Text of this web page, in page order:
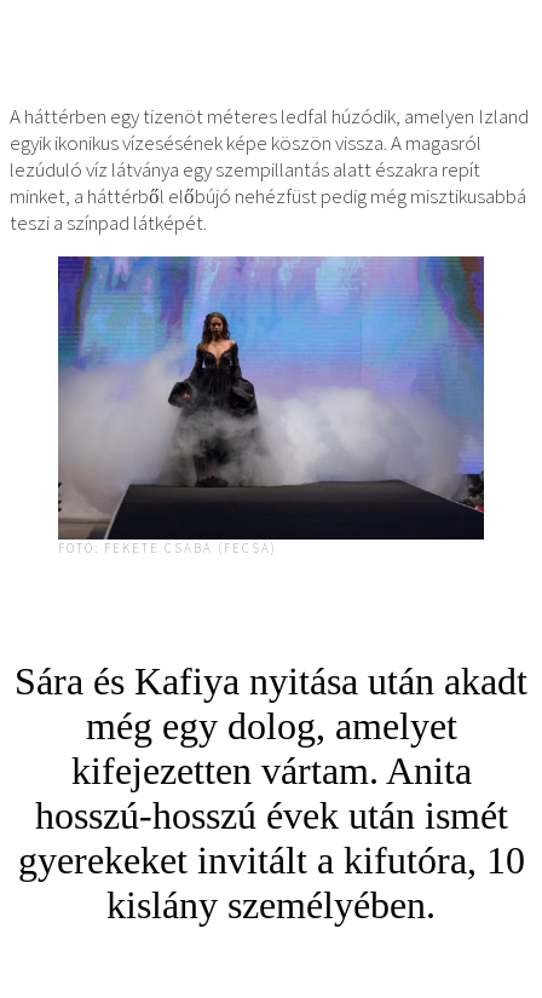
A háttérben egy tizenöt méteres ledfal húzódik, amelyen Izland
egyik ikonikus vízesésének képe köszön vissza. A magasról
lezúduló víz látványa egy szempillantás alatt északra repít
minket, a háttérből előbújó nehézfüst pedig még misztikusabbá
teszi a színpad látképét.
FOTÓ: FEKETE CSABA (FECSA)
Sára és Kafiya nyitása után akadt
még egy dolog, amelyet
kifejezetten vártam. Anita
hosszú-hosszú évek után ismét
gyerekeket invitált a kifutóra, 10
kislány személyében.